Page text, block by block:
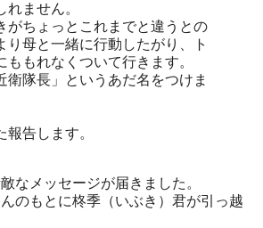
ません。
がちょっとこれまでと違うとの
り母と一緒に行動したがり、ト
ももれなくついて行きます。
衛隊長」というあだ名をつけま
報告します。
なメッセージが届きました。
のもとに柊季（いぶき）君が引っ越